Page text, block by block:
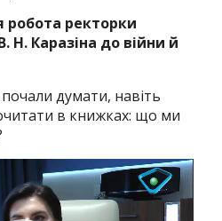
робота ректорки
Н. Каразіна до війни й
думати, навіть
в книжках: що ми